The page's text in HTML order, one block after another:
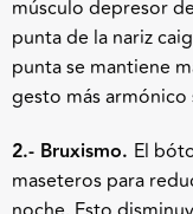
músculo depresor
punta de la nariz
punta se mantiene
gesto más
2.- Bruxismo. El
maseteros para